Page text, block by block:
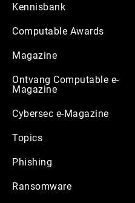
Kennisbank
Computable Awards
Magazine
Ontvang Computable e-
Magazine
Cybersec e-Magazine
Topics
Phishing
Ransomware